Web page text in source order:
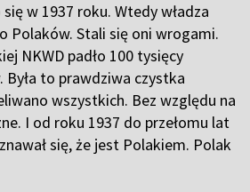
w 1937 roku. Wtedy władza
Polaków. Stali się oni wrogami.
NKWD padło 100 tysięcy
to prawdziwa czystka
wszystkich. Bez względu na
I od roku 1937 do przełomu lat
się, że jest Polakiem. Polak